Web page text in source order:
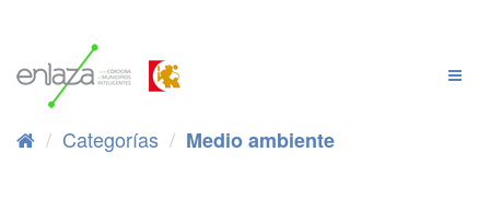
Categorías Medio ambiente